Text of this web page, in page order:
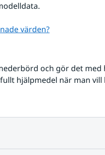
värden?
och gör det
hjälpmedel när man vill